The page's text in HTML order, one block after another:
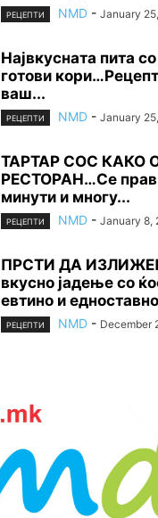
РЕЦЕПТИ NMD - January
Највкусната пита
готови
ваш...
РЕЦЕПТИ NMD - January
ТАРТАР СОС КАКО
РЕСТОРАН…Се
минути и многу...
РЕЦЕПТИ NMD - January 8,
ПРСТИ ДА
вкусно јадење со
евтино и
РЕЦЕПТИ NMD - December